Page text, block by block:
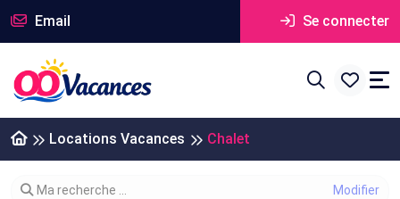
Email Se connecter
Locations Vacances Chalet
Modifier votre recherche
Ma recherche ...